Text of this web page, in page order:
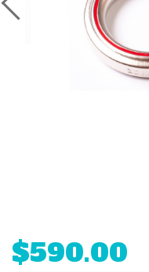
$590.00